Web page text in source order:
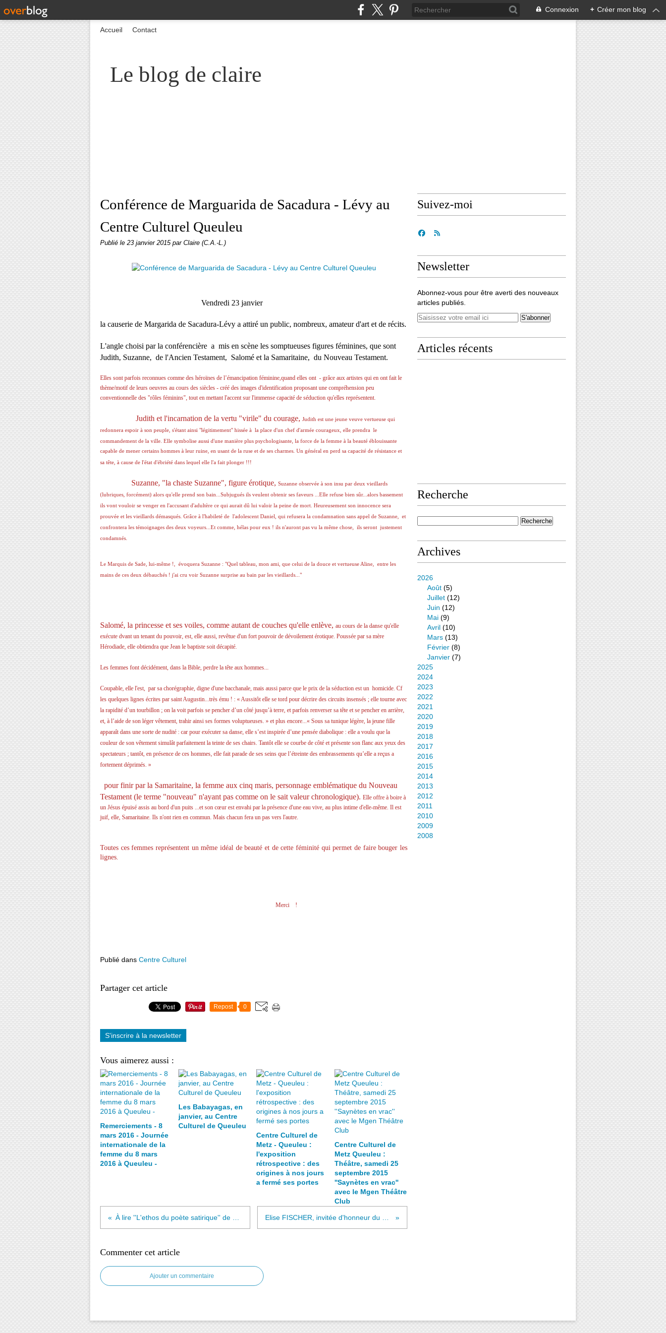
Connexion + Créer mon blog
Le blog de claire
Accueil Contact
Conférence de Marguarida de Sacadura - Lévy au
Centre Culturel Queuleu
Publié le 23 janvier 2015 par Claire (C.A.-L.)
Vendredi 23 janvier
la causerie de Margarida de Sacadura-Lévy a attiré un public, nombreux, amateur d'art et de récits.
L'angle choisi par la conférencière a mis en scène les somptueuses figures féminines, que sont
Judith, Suzanne, de l'Ancien Testament, Salomé et la Samaritaine, du Nouveau Testament.
Elles sont parfois reconnues comme des héroïnes de l’émancipation féminine,quand elles ont - grâce aux artistes qui en ont fait le
thème/motif de leurs oeuvres au cours des siècles - créé des images d'identification proposant une compréhension peu
conventionnelle des "rôles féminins", tout en mettant l'accent sur l'immense capacité de séduction qu'elles représentent.
Judith et l'incarnation de la vertu "virile" du courage, Judith est une jeune veuve vertueuse qui
redonnera espoir à son peuple, s'étant ainsi "légitimement" hissée à la place d'un chef d'armée courageux, elle prendra le
commandement de la ville. Elle symbolise aussi d'une manière plus psychologisante, la force de la femme à la beauté éblouissante
capable de mener certains hommes à leur ruine, en usant de la ruse et de ses charmes. Un général en perd sa capacité de résistance et
sa tête, à cause de l'état d'ébriété dans lequel elle l'a fait plonger !!!
Suzanne, "la chaste Suzanne", figure érotique, Suzanne observée à son insu par deux vieillards
(lubriques, forcément) alors qu'elle prend son bain...Subjugués ils veulent obtenir ses faveurs ...Elle refuse bien sûr...alors bassement
ils vont vouloir se venger en l'accusant d'adultère ce qui aurait dû lui valoir la peine de mort. Heureusement son innocence sera
prouvée et les vieillards démasqués. Grâce à l'habileté de l'adolescent Daniel, qui refusera la condamnation sans appel de Suzanne, et
confrontera les témoignages des deux voyeurs...Et comme, hélas pour eux ! ils n'auront pas vu la même chose, ils seront justement
condamnés.
Le Marquis de Sade, lui-même !, évoquera Suzanne : "Quel tableau, mon ami, que celui de la douce et vertueuse Aline, entre les
mains de ces deux débauchés ! j'ai cru voir Suzanne surprise au bain par les vieillards..."
Salomé, la princesse et ses voiles, comme autant de couches qu'elle enlève, au cours de la danse qu'elle
exécute dvant un tenant du pouvoir, est, elle aussi, revêtue d'un fort pouvoir de dévoilement érotique. Poussée par sa mère
Hérodiade, elle obtiendra que Jean le baptiste soit décapité.
Les femmes font décidément, dans la Bible, perdre la tête aux hommes...
Coupable, elle l'est, par sa chorégraphie, digne d'une bacchanale, mais aussi parce que le prix de la séduction est un homicide. Cf
les quelques lignes écrites par saint Augustin...très ému ! : « Aussitôt elle se tord pour décrire des circuits insensés ; elle tourne avec
la rapidité d’un tourbillon ; on la voit parfois se pencher d’un côté jusqu’à terre, et parfois renverser sa tête et se pencher en arrière,
et, à l’aide de son léger vêtement, trahir ainsi ses formes voluptueuses. » et plus encore...« Sous sa tunique légère, la jeune fille
apparaît dans une sorte de nudité : car pour exécuter sa danse, elle s’est inspirée d’une pensée diabolique : elle a voulu que la
couleur de son vêtement simulât parfaitement la teinte de ses chairs. Tantôt elle se courbe de côté et présente son flanc aux yeux des
spectateurs ; tantôt, en présence de ces hommes, elle fait parade de ses seins que l’étreinte des embrassements qu’elle a reçus a
fortement déprimés. »
pour finir par la Samaritaine, la femme aux cinq maris, personnage emblématique du Nouveau
Testament (le terme "nouveau" n'ayant pas comme on le sait valeur chronologique). Elle offre à boire à
un Jésus épuisé assis au bord d'un puits ...et son cœur est envahi par la présence d'une eau vive, au plus intime d'elle-même. Il est
juif, elle, Samaritaine. Ils n'ont rien en commun. Mais chacun fera un pas vers l'autre.
Toutes ces femmes représentent un même idéal de beauté et de cette féminité qui permet de faire bouger les
lignes.
Merci !
Publié dans Centre Culturel
Partager cet article
Repost 0
S'inscrire à la newsletter
Vous aimerez aussi :
Remerciements - 8
mars 2016 - Journée
internationale de la
femme du 8 mars
2016 à Queuleu -
Les Babayagas, en
janvier, au Centre
Culturel de Queuleu
Centre Culturel de
Metz - Queuleu :
l'exposition
rétrospective : des
origines à nos jours
a fermé ses portes
Centre Culturel de
Metz Queuleu :
Théâtre, samedi 25
septembre 2015
''Saynètes en vrac''
avec le Mgen Théâtre
Club
Commenter cet article
Ajouter un commentaire
Suivez-moi
Newsletter
Abonnez-vous pour être averti des nouveaux
articles publiés.
Articles récents
Recherche
Archives
2026
Août (5)
Juillet (12)
Juin (12)
Mai (9)
Avril (10)
Mars (13)
Février (8)
Janvier (7)
2025
2024
2023
2022
2021
2020
2019
2018
2017
2016
2015
2014
2013
2012
2011
2010
2009
2008